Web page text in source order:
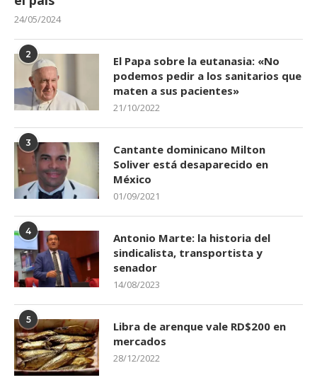
24/05/2024
2
El Papa sobre la eutanasia: «No
podemos pedir a los sanitarios que
maten a sus pacientes»
21/10/2022
3
Cantante dominicano Milton
Soliver está desaparecido en
México
01/09/2021
4
Antonio Marte: la historia del
sindicalista, transportista y
senador
14/08/2023
5
Libra de arenque vale RD$200 en
mercados
28/12/2022